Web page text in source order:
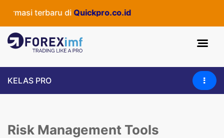
terbaru diQuickpro.co.id
KELAS PRO
Risk Management Tools